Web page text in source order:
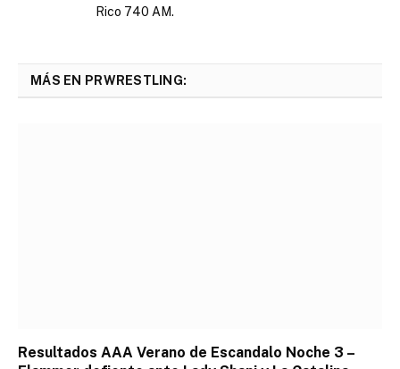
Rico 740 AM.
MÁS EN PRWRESTLING:
Resultados AAA Verano de Escandalo Noche 3 –